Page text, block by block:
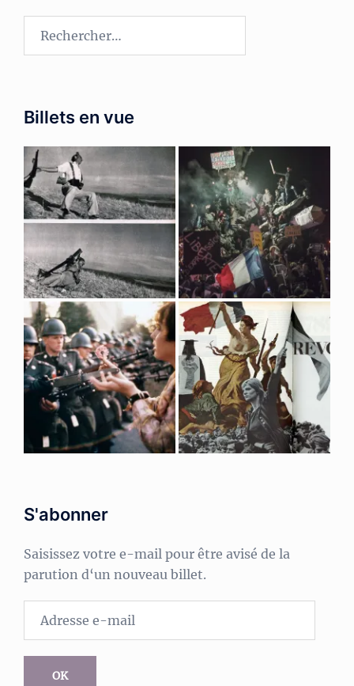
Billets en vue
S'abonner
Saisissez votre e-mail pour être avisé de la
parution d‘un nouveau billet.
OK